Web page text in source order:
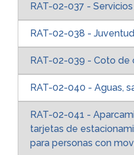
RAT-02-037 -
RAT-02-038 - Juventud
RAT-02-039 - Coto de
RAT-02-040 - Aguas,
RAT-02-041 -
tarjetas de
para personas con